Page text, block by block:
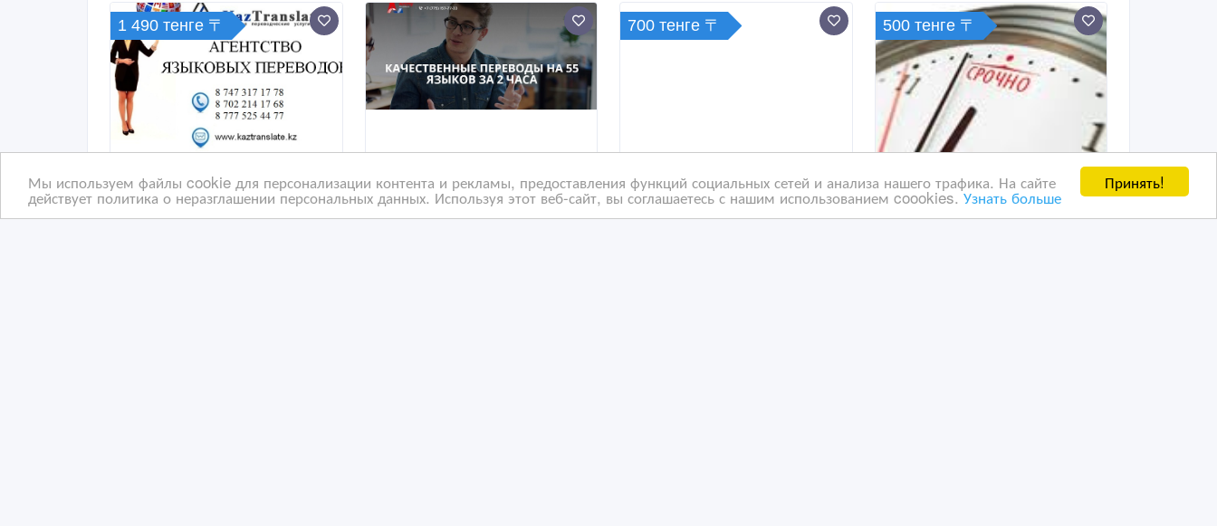
Принять!
Мы используем файлы cookie для персонализации контента и рекламы, предоставления функций социальных сетей и анализа нашего трафика. На сайте
действует политика о неразглашении персональных данных. Используя этот веб-сайт, вы соглашаетесь с нашим использованием coookies.Узнать больше
1 490 тенге 〒 700 тенге 〒 500 тенге 〒